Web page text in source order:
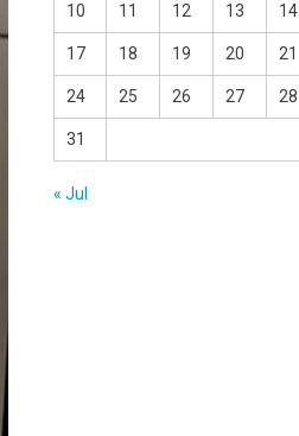
10 11 12 13 14
17 18 19 20 21
24 25 26 27 28
31
« Jul